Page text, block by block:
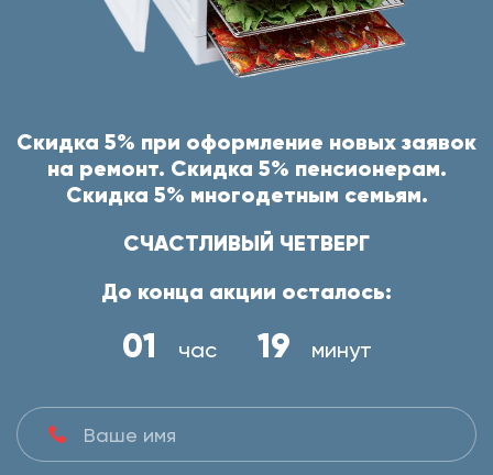
Скидка 5% при оформление новых заявок
на ремонт. Скидка 5% пенсионерам.
Скидка 5% многодетным семьям.
СЧАСТЛИВЫЙ ЧЕТВЕРГ
До конца акции осталось:
01 час 19 минут